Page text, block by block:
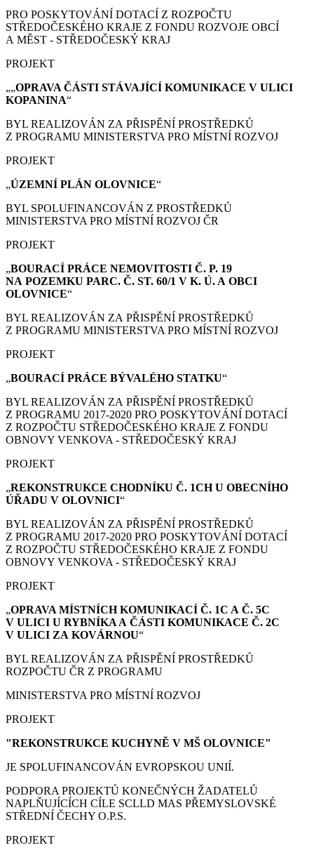
PRO POSKYTOVÁNÍ DOTACÍ Z ROZPOČTU
STŘEDOČESKÉHO KRAJE Z FONDU ROZVOJE OBCÍ
A MĚST - STŘEDOČESKÝ KRAJ
PROJEKT
„„OPRAVA ČÁSTI STÁVAJÍCÍ KOMUNIKACE V ULICI
KOPANINA“
BYL REALIZOVÁN ZA PŘISPĚNÍ PROSTŘEDKŮ
Z PROGRAMU MINISTERSTVA PRO MÍSTNÍ ROZVOJ
PROJEKT
„ÚZEMNÍ PLÁN OLOVNICE“
BYL SPOLUFINANCOVÁN Z PROSTŘEDKŮ
MINISTERSTVA PRO MÍSTNÍ ROZVOJ ČR
PROJEKT
„BOURACÍ PRÁCE NEMOVITOSTI Č. P. 19
NA POZEMKU PARC. Č. ST. 60/1 V K. Ú. A OBCI
OLOVNICE“
BYL REALIZOVÁN ZA PŘISPĚNÍ PROSTŘEDKŮ
Z PROGRAMU MINISTERSTVA PRO MÍSTNÍ ROZVOJ
PROJEKT
„BOURACÍ PRÁCE BÝVALÉHO STATKU“
BYL REALIZOVÁN ZA PŘISPĚNÍ PROSTŘEDKŮ
Z PROGRAMU 2017-2020 PRO POSKYTOVÁNÍ DOTACÍ
Z ROZPOČTU STŘEDOČESKÉHO KRAJE Z FONDU
OBNOVY VENKOVA - STŘEDOČESKÝ KRAJ
PROJEKT
„REKONSTRUKCE CHODNÍKU Č. 1CH U OBECNÍHO
ÚŘADU V OLOVNICI“
BYL REALIZOVÁN ZA PŘISPĚNÍ PROSTŘEDKŮ
Z PROGRAMU 2017-2020 PRO POSKYTOVÁNÍ DOTACÍ
Z ROZPOČTU STŘEDOČESKÉHO KRAJE Z FONDU
OBNOVY VENKOVA - STŘEDOČESKÝ KRAJ
PROJEKT
„OPRAVA MÍSTNÍCH KOMUNIKACÍ Č. 1C A Č. 5C
V ULICI U RYBNÍKA A ČÁSTI KOMUNIKACE Č. 2C
V ULICI ZA KOVÁRNOU“
BYL REALIZOVÁN ZA PŘISPĚNÍ PROSTŘEDKŮ
ROZPOČTU ČR Z PROGRAMU
MINISTERSTVA PRO MÍSTNÍ ROZVOJ
PROJEKT
"REKONSTRUKCE KUCHYNĚ V MŠ OLOVNICE"
JE SPOLUFINANCOVÁN EVROPSKOU UNIÍ.
PODPORA PROJEKTŮ KONEČNÝCH ŽADATELŮ
NAPLŇUJÍCÍCH CÍLE SCLLD MAS PŘEMYSLOVSKÉ
STŘEDNÍ ČECHY O.P.S.
PROJEKT